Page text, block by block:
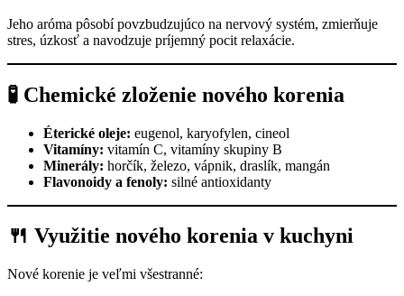
Jeho aróma pôsobí povzbudzujúco na nervový systém, zmierňuje
stres, úzkosť a navodzuje príjemný pocit relaxácie.
🧪 Chemické zloženie nového korenia
Éterické oleje: eugenol, karyofylen, cineol
Vitamíny: vitamín C, vitamíny skupiny B
Minerály: horčík, železo, vápnik, draslík, mangán
Flavonoidy a fenoly: silné antioxidanty
🍴 Využitie nového korenia v kuchyni
Nové korenie je veľmi všestranné: